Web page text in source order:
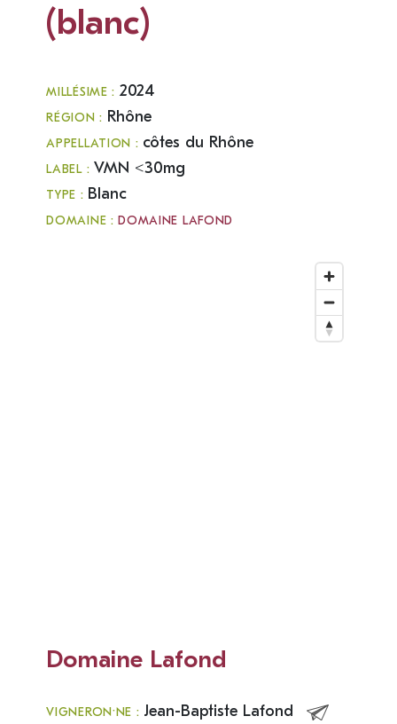
(blanc)
MILLÉSIME : 2024
RÉGION : Rhône
APPELLATION : côtes du Rhône
LABEL : VMN <30mg
TYPE : Blanc
DOMAINE :DOMAINE LAFOND
Domaine Lafond
VIGNERON·NE : Jean-Baptiste Lafond